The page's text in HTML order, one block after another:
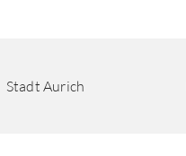
Stadt Aurich